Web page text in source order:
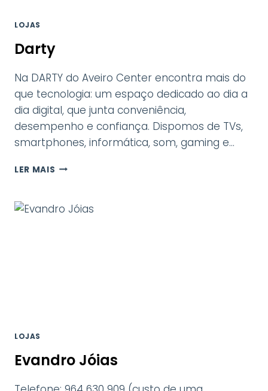
LOJAS
Darty
Na DARTY do Aveiro Center encontra mais do
que tecnologia: um espaço dedicado ao dia a
dia digital, que junta conveniência,
desempenho e confiança. Dispomos de TVs,
smartphones, informática, som, gaming e…
LER MAIS DARTY
LOJAS
Evandro Jóias